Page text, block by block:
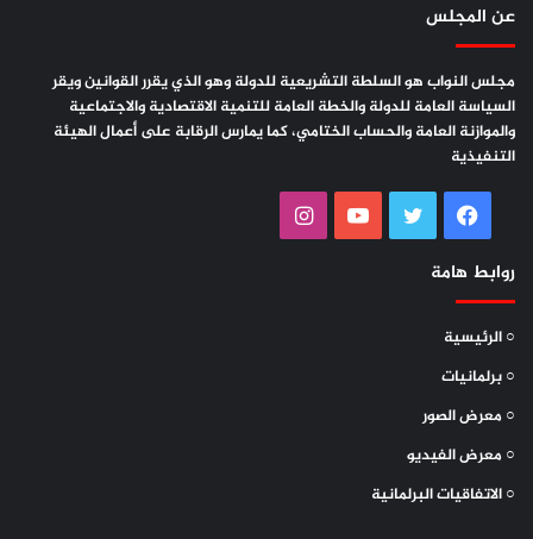
المؤهلات العلمية:
عن المجلس
مجلس النواب هو السلطة التشريعية للدولة وهو الذي يقرر القوانين ويقر
السياسة العامة للدولة والخطة العامة للتنمية الاقتصادية والاجتماعية
والموازنة العامة والحساب الختامي، كما يمارس الرقابة على أعمال الهيئة
التنفيذية
فيسبوك تويتر يوتيوب
روابط هامة
○ الرئيسية
○ برلمانيات
○ معرض الصور
○ معرض الفيديو
○ الاتفاقيات البرلمانية